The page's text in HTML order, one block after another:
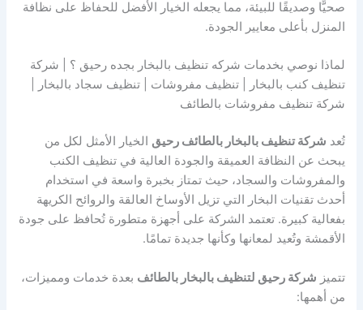
صحيًّا وصديقًا للبيئة، مما يجعله الخيار الأفضل للحفاظ على نظافة
المنزل بأعلى معايير الجودة.
لماذا نوصي بخدمات شركه تنظيف بالبخار بجده رحيق ؟ | شركة
تنظيف كنب بالبخار | تنظيف مفروشات | تنظيف سجاد بالبخار |
شركة تنظيف مفروشات بالطائف
تُعد شركة تنظيف بالبخار بالطائف رحيق الخيار الأمثل لكل من
يبحث عن النظافة العميقة والجودة العالية في تنظيف الكنب
والمفروشات والسجاد، حيث تمتاز بخبرة واسعة في استخدام
أحدث تقنيات البخار التي تزيل الأوساخ العالقة والروائح الكريهة
بفعالية كبيرة. تعتمد الشركة على أجهزة متطورة تُحافظ على جودة
الأقمشة وتُعيد لمعانها وكأنها جديدة تمامًا.
تتميز شركة رحيق لتنظيف بالبخار بالطائف بعدة خدمات ومميزات،
من أهمها: